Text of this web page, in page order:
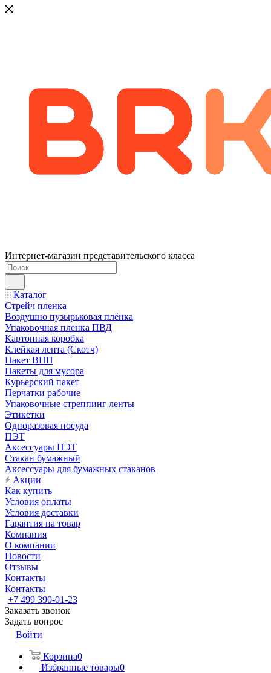
Интернет-магазин представительского класса
Каталог
Стрейч пленка
Воздушно пузырьковая плёнка
Упаковочная пленка ПВД
Картонная коробка
Клейкая лента (Скотч)
Пакет ВПП
Пакеты для мусора
Курьерский пакет
Перчатки рабочие
Упаковочные стреппинг ленты
Этикетки
Одноразовая посуда
ПЭТ
Аксессуары ПЭТ
Стакан бумажный
Аксессуары для бумажных стаканов
Акции
Как купить
Условия оплаты
Условия доставки
Гарантия на товар
Компания
О компании
Новости
Отзывы
Контакты
Контакты
+7 499 390-01-23
Заказать звонок
Задать вопрос
Войти
Корзина0
Избранные товары0